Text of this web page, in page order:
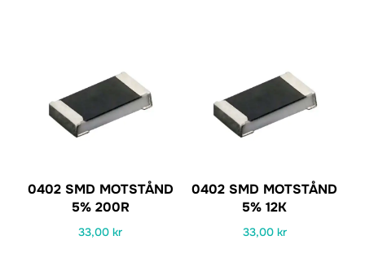
0402 SMD MOTSTÅND
5% 200R
33,00kr
0402 SMD MOTSTÅND
5% 12K
33,00 kr